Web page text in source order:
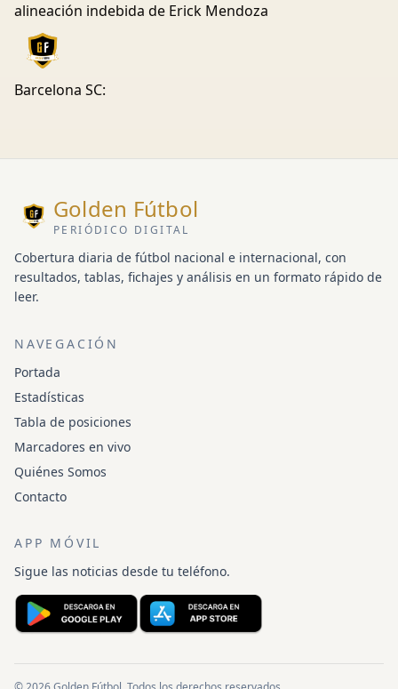
alineación indebida de Erick Mendoza
Barcelona SC:
Golden Fútbol
PERIÓDICO DIGITAL
Cobertura diaria de fútbol nacional e internacional, con
resultados, tablas, fichajes y análisis en un formato rápido de
leer.
NAVEGACIÓN
Portada
Estadísticas
Tabla de posiciones
Marcadores en vivo
Quiénes Somos
Contacto
APP MÓVIL
Sigue las noticias desde tu teléfono.